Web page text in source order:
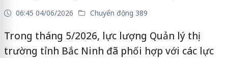
06:45 04/06/2026 Chuyển động 389
Trong tháng 5/2026, lực lượng Quản lý thị
trường tỉnh Bắc Ninh đã phối hợp với các lực